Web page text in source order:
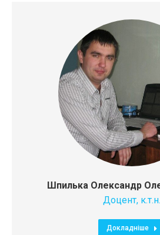
Шпилька Олександр
Доцент, к.т.н.
Докладніше